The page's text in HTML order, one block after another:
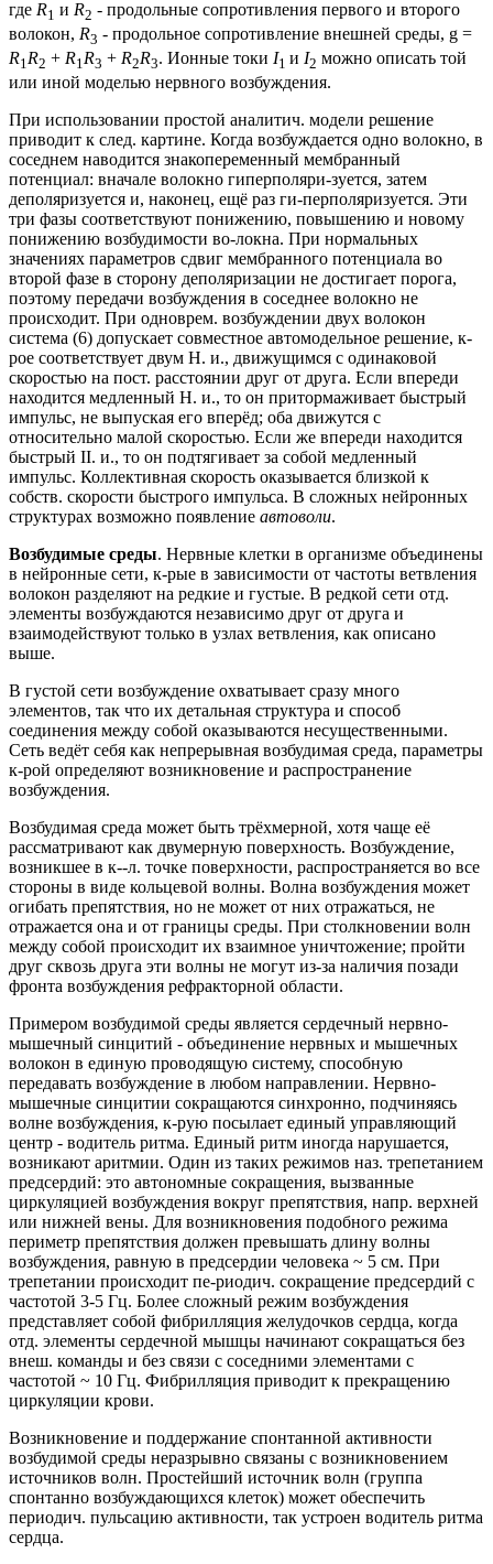
где R1 и R2 - продольные сопротивления первого и второго
волокон, R3 - продольное сопротивление внешней среды, g =
R1R2 + R1R3 + R2R3. Ионные токи I1 и I2 можно описать той
или иной моделью нервного возбуждения.
При использовании простой аналитич. модели решение
приводит к след. картине. Когда возбуждается одно волокно, в
соседнем наводится знакопеременный мембранный
потенциал: вначале волокно гиперполяри-зуется, затем
деполяризуется и, наконец, ещё раз ги-перполяризуется. Эти
три фазы соответствуют понижению, повышению и новому
понижению возбудимости во-локна. При нормальных
значениях параметров сдвиг мембранного потенциала во
второй фазе в сторону деполяризации не достигает порога,
поэтому передачи возбуждения в соседнее волокно не
происходит. При одноврем. возбуждении двух волокон
система (6) допускает совместное автомодельное решение, к-
рое соответствует двум Н. и., движущимся с одинаковой
скоростью на пост. расстоянии друг от друга. Если впереди
находится медленный Н. и., то он притормаживает быстрый
импульс, не выпуская его вперёд; оба движутся с
относительно малой скоростью. Если же впереди находится
быстрый II. и., то он подтягивает за собой медленный
импульс. Коллективная скорость оказывается близкой к
собств. скорости быстрого импульса. В сложных нейронных
структурах возможно появление автоволи.
Возбудимые среды. Нервные клетки в организме объединены
в нейронные сети, к-рые в зависимости от частоты ветвления
волокон разделяют на редкие и густые. В редкой сети отд.
элементы возбуждаются независимо друг от друга и
взаимодействуют только в узлах ветвления, как описано
выше.
В густой сети возбуждение охватывает сразу много
элементов, так что их детальная структура и способ
соединения между собой оказываются несущественными.
Сеть ведёт себя как непрерывная возбудимая среда, параметры
к-рой определяют возникновение и распространение
возбуждения.
Возбудимая среда может быть трёхмерной, хотя чаще её
рассматривают как двумерную поверхность. Возбуждение,
возникшее в к--л. точке поверхности, распространяется во все
стороны в виде кольцевой волны. Волна возбуждения может
огибать препятствия, но не может от них отражаться, не
отражается она и от границы среды. При столкновении волн
между собой происходит их взаимное уничтожение; пройти
друг сквозь друга эти волны не могут из-за наличия позади
фронта возбуждения рефракторной области.
Примером возбудимой среды является сердечный нервно-
мышечный синцитий - объединение нервных и мышечных
волокон в единую проводящую систему, способную
передавать возбуждение в любом направлении. Нервно-
мышечные синцитии сокращаются синхронно, подчиняясь
волне возбуждения, к-рую посылает единый управляющий
центр - водитель ритма. Единый ритм иногда нарушается,
возникают аритмии. Один из таких режимов наз. трепетанием
предсердий: это автономные сокращения, вызванные
циркуляцией возбуждения вокруг препятствия, напр. верхней
или нижней вены. Для возникновения подобного режима
периметр препятствия должен превышать длину волны
возбуждения, равную в предсердии человека ~ 5 см. При
трепетании происходит пе-риодич. сокращение предсердий с
частотой 3-5 Гц. Более сложный режим возбуждения
представляет собой фибрилляция желудочков сердца, когда
отд. элементы сердечной мышцы начинают сокращаться без
внеш. команды и без связи с соседними элементами с
частотой ~ 10 Гц. Фибрилляция приводит к прекращению
циркуляции крови.
Возникновение и поддержание спонтанной активности
возбудимой среды неразрывно связаны с возникновением
источников волн. Простейший источник волн (группа
спонтанно возбуждающихся клеток) может обеспечить
периодич. пульсацию активности, так устроен водитель ритма
сердца.